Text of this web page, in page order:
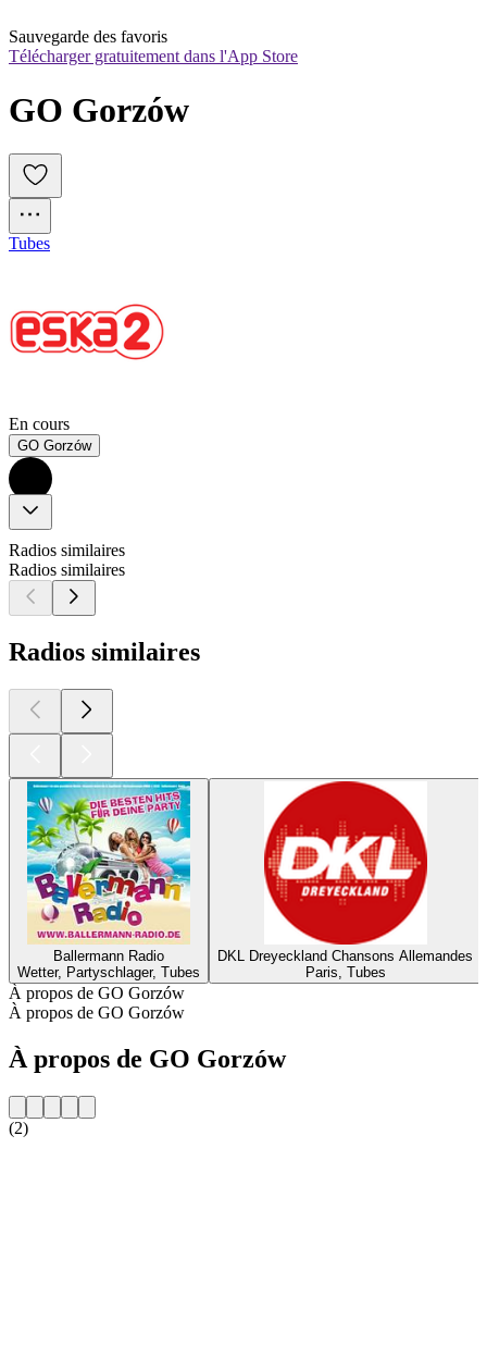
Sauvegarde des favoris
Télécharger gratuitement dans l'App Store
GO Gorzów
Tubes
En cours
GO Gorzów
Radios similaires
Radios similaires
Radios similaires
Ballermann Radio
Wetter, Partyschlager, Tubes
DKL Dreyeckland Chansons Allemandes
Paris, Tubes
À propos de GO Gorzów
À propos de GO Gorzów
À propos de GO Gorzów
(2)